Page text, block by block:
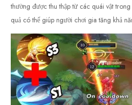
thường được thu thập từ các quái vật
quả có thể giúp người chơi gia tăng khả